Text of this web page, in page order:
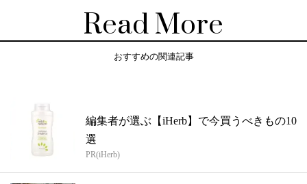
Read More
おすすめの関連記事
編集者が選ぶ【iHerb】で今買うべきもの10
選
PR(iHerb)